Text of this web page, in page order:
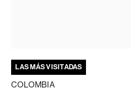
LAS MÁS VISITADAS
COLOMBIA